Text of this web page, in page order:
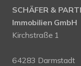
SCHÄFER &
Immobilien GmbH
Kirchstraße 1
64283 Darmstadt